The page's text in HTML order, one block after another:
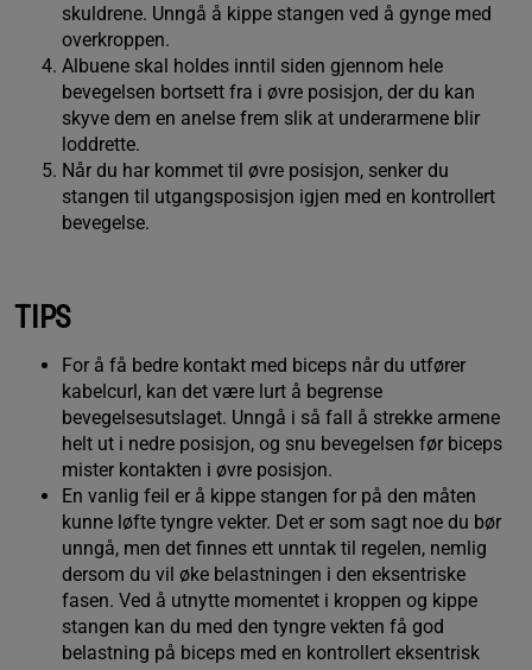
skuldrene. Unngå å kippe stangen ved å gynge med
overkroppen.
Albuene skal holdes inntil siden gjennom hele
bevegelsen bortsett fra i øvre posisjon, der du kan
skyve dem en anelse frem slik at underarmene blir
loddrette.
Når du har kommet til øvre posisjon, senker du
stangen til utgangsposisjon igjen med en kontrollert
bevegelse.
TIPS
For å få bedre kontakt med biceps når du utfører
kabelcurl, kan det være lurt å begrense
bevegelsesutslaget. Unngå i så fall å strekke armene
helt ut i nedre posisjon, og snu bevegelsen før biceps
mister kontakten i øvre posisjon.
En vanlig feil er å kippe stangen for på den måten
kunne løfte tyngre vekter. Det er som sagt noe du bør
unngå, men det finnes ett unntak til regelen, nemlig
dersom du vil øke belastningen i den eksentriske
fasen. Ved å utnytte momentet i kroppen og kippe
stangen kan du med den tyngre vekten få god
belastning på biceps med en kontrollert eksentrisk